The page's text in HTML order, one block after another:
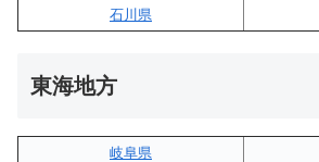
石川県
東海地方
岐阜県